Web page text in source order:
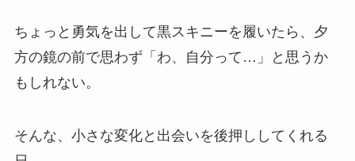
ちょっと勇気を出して黒スキニーを履いたら、夕
方の鏡の前で思わず「わ、自分って…」と思うか
もしれない。
そんな、小さな変化と出会いを後押ししてくれる